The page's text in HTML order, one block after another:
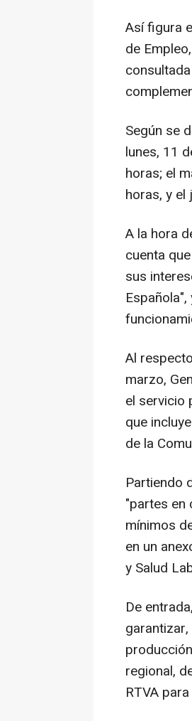
Así figura
de
Según se
lunes, 11
horas; el
horas, y el
A la hora
cuenta
sus
Al
marzo,
el servicio
que
de la
Partiendo
"partes en
mínimos
en un
y Salud
De
regional,
RTVA